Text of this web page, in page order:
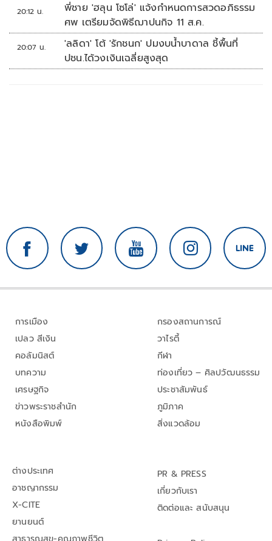
20:12 น.
พี่ชาย 'ฮลุน โซโล่' แจ้งกำหนดการสวดอภิธรรม
ศพ เตรียมจัดพิธีฌาปนกิจ 11 ส.ค.
20:07 น.
'ลลิดา' โต้ 'รักชนก' ปมงบน้ำบาดาล ชี้พื้นที่
ปชน.ได้วงเงินเฉลี่ยสูงสุด
การเมือง
เปลว สีเงิน
คอลัมนิสต์
บทความ
เศรษฐกิจ
ข่าวพระราชสำนัก
หนังสือพิมพ์
กรองสถานการณ์
วาไรตี้
กีฬา
ท่องเที่ยว – ศิลปวัฒนธรรม
ประชาสัมพันธ์
ภูมิภาค
สิ่งแวดล้อม
ต่างประเทศ
อาชญากรรม
X-CITE
ยานยนต์
PR & PRESS
เกี่ยวกับเรา
ติดต่อและ สนับสนุน